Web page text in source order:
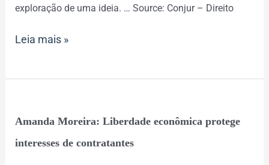
exploração de uma ideia. … Source: Conjur – Direito
Leia mais »
Amanda Moreira: Liberdade econômica protege
interesses de contratantes
Amanda
Moreira:
Liberdade